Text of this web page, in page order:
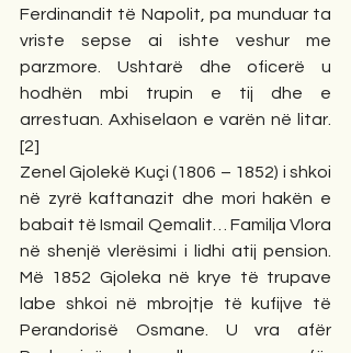
Ferdinandit të Napolit, pa munduar ta
vriste sepse ai ishte veshur me
parzmore. Ushtarë dhe oficerë u
hodhën mbi trupin e tij dhe e
arrestuan. Axhiselaon e varën në litar.
[2]
Zenel Gjolekë Kuçi (1806 – 1852) i shkoi
në zyrë kaftanazit dhe mori hakën e
babait të Ismail Qemalit… Familja Vlora
në shenjë vlerësimi i lidhi atij pension.
Më 1852 Gjoleka në krye të trupave
labe shkoi në mbrojtje të kufijve të
Perandorisë Osmane. U vra afër